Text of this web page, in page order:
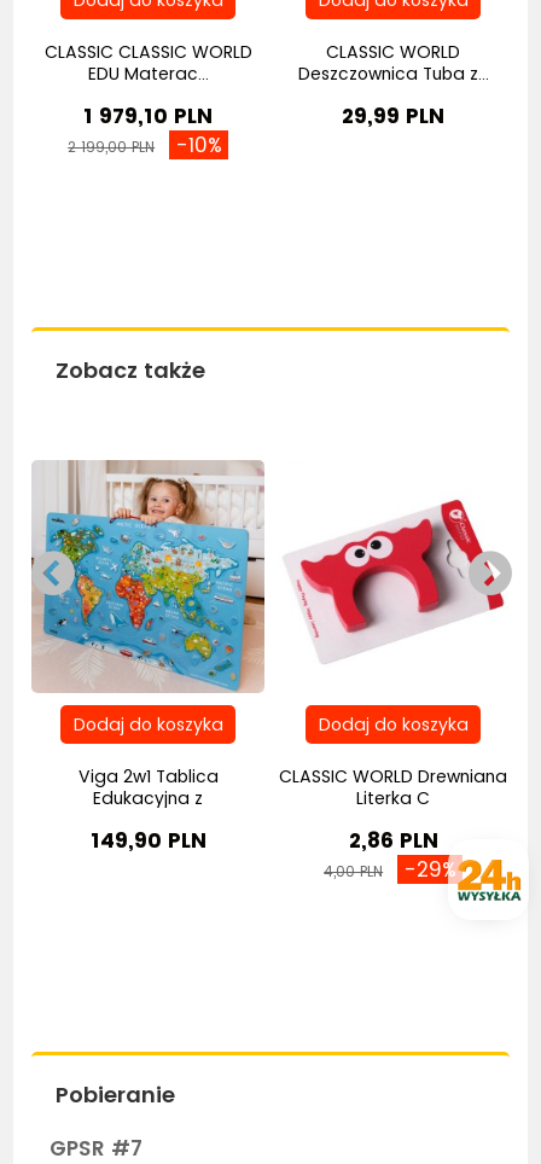
CLASSIC CLASSIC WORLD
EDU Materac...
1 979,10 PLN
2 199,00 PLN -10%
CLASSIC WORLD
Deszczownica Tuba z...
29,99 PLN
Zobacz także
Viga 2w1 Tablica
Edukacyjna z
149,90 PLN
CLASSIC WORLD Drewniana
Literka C
2,86 PLN
4,00 PLN -29%
Pobieranie
GPSR #7